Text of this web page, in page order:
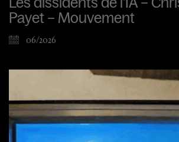
Payet – Mouvement
06/2026